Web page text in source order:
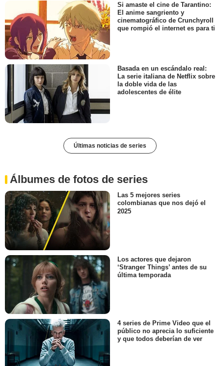
Si amaste el cine de Tarantino:
El anime sangriento y
cinematográfico de Crunchyroll
que rompió el internet es para ti
Basada en un escándalo real:
La serie italiana de Netflix sobre
la doble vida de las
adolescentes de élite
Últimas noticias de series
Álbumes de fotos de series
Las 5 mejores series
colombianas que nos dejó el
2025
Los actores que dejaron
‘Stranger Things’ antes de su
última temporada
4 series de Prime Video que el
público no aprecia lo suficiente
y que todos deberían de ver